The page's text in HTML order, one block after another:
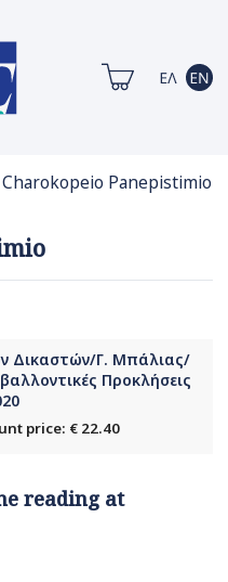
Panepistimio
Δικαστών/Γ. Μπάλιας/
Προκλήσεις
price: € 22.40
reading at